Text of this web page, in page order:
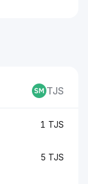
TJS
1 TJS
5 TJS